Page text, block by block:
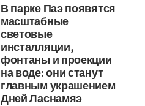
В парке Паэ появятся
масштабные
световые
инсталляции,
фонтаны и проекции
на воде: они станут
главным украшением
Дней Ласнамяэ